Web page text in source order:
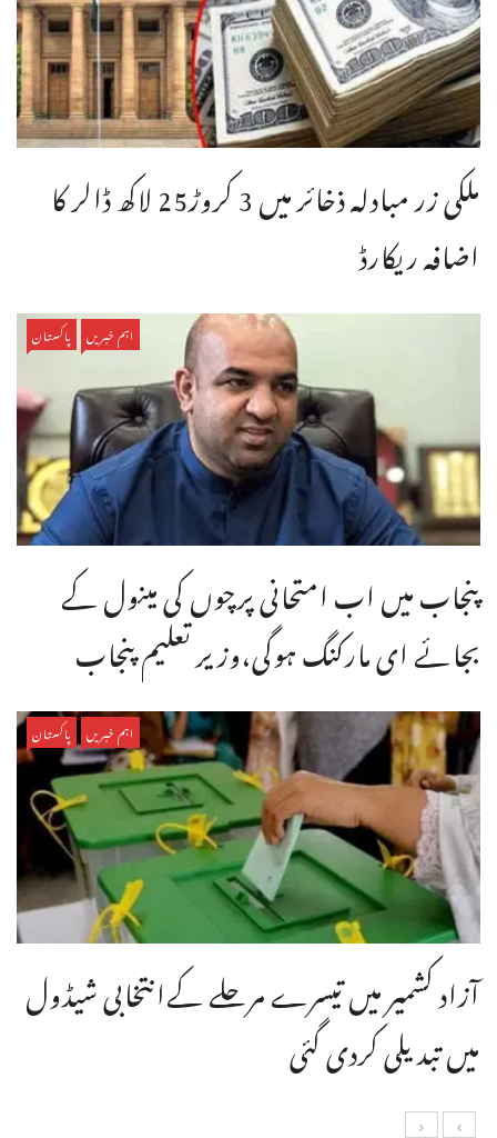
ملکی زر مبادلہ ذخائر میں 3 کروڑ25 لاکھ ڈالر کا
اضافہ ریکارڈ
اہم خبریں پاکستان
پنجاب میں اب امتحانی پرچوں کی مینول کے
بجائے ای مارکنگ ہوگی،وزیر تعلیم پنجاب
اہم خبریں پاکستان
آزاد کشمیر میں تیسرے مرحلے کےانتخابی شیڈول
میں تبدیلی کردی گئی